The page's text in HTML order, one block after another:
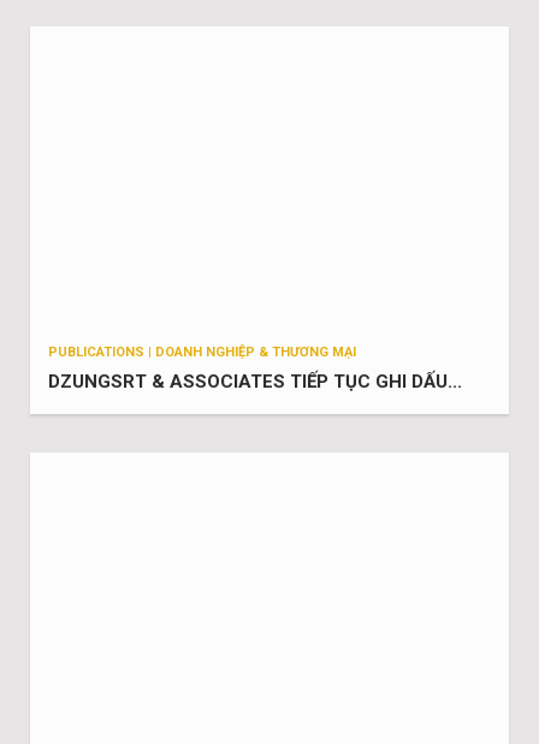
PUBLICATIONS | DOANH NGHIỆP & THƯƠNG MẠI
DZUNGSRT & ASSOCIATES TIẾP TỤC GHI DẤU...